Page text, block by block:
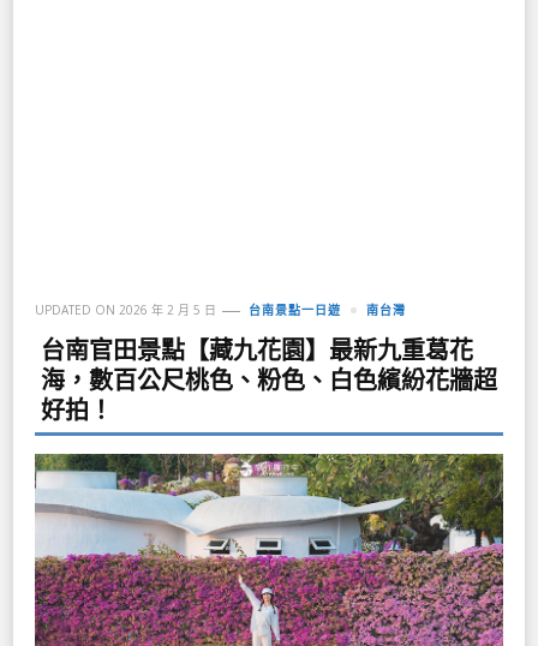
UPDATED ON 2026 年 2 月 5 日 台南景點一日遊 南台灣
台南官田景點【藏九花園】最新九重葛花
海，數百公尺桃色、粉色、白色繽紛花牆超
好拍！